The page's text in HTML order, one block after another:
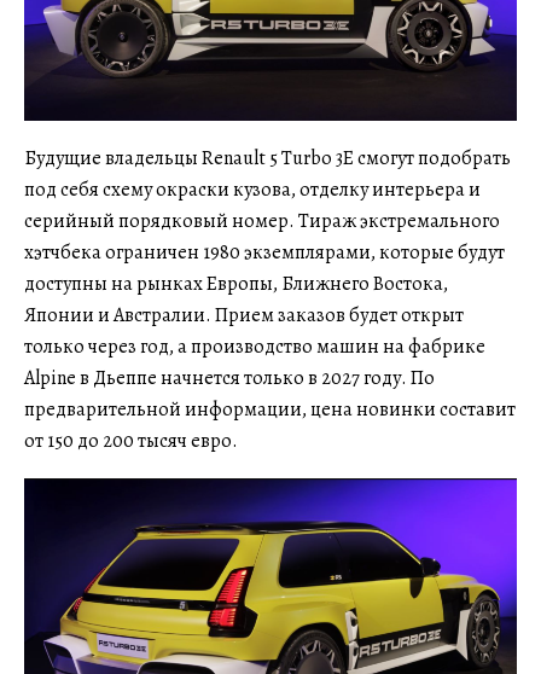
Будущие владельцы Renault 5 Turbo 3E смогут подобрать
под себя схему окраски кузова, отделку интерьера и
серийный порядковый номер. Тираж экстремального
хэтчбека ограничен 1980 экземплярами, которые будут
доступны на рынках Европы, Ближнего Востока,
Японии и Австралии. Прием заказов будет открыт
только через год, а производство машин на фабрике
Alpine в Дьеппе начнется только в 2027 году. По
предварительной информации, цена новинки составит
от 150 до 200 тысяч евро.